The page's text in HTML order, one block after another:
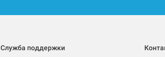
Служба поддержки